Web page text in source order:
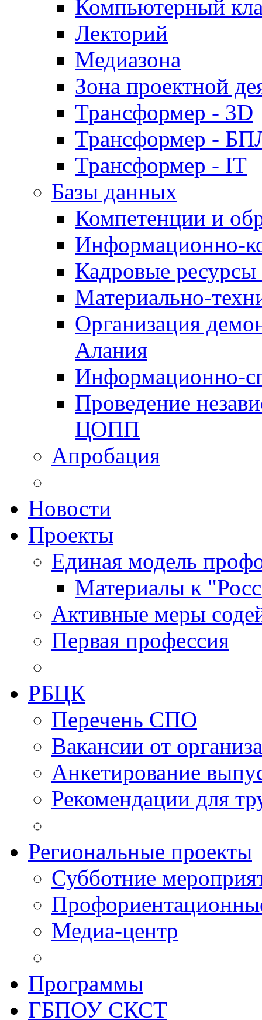
Компьютерный
Лекторий
Медиазона
Зона проектной
Трансформер - 3D
Трансформер -
Трансформер - IT
Базы данных
Компетенции и
Информационно-
Кадровые
Материально-
Организация
Алания
Информационно-
Проведение
ЦОПП
Апробация
Новости
Проекты
Единая модель
Материалы к
Активные меры
Первая профессия
РБЦК
Перечень СПО
Вакансии от
Анкетирование
Рекомендации для
Региональные проекты
Субботние
Медиа-центр
Программы
ГБПОУ СКСТ